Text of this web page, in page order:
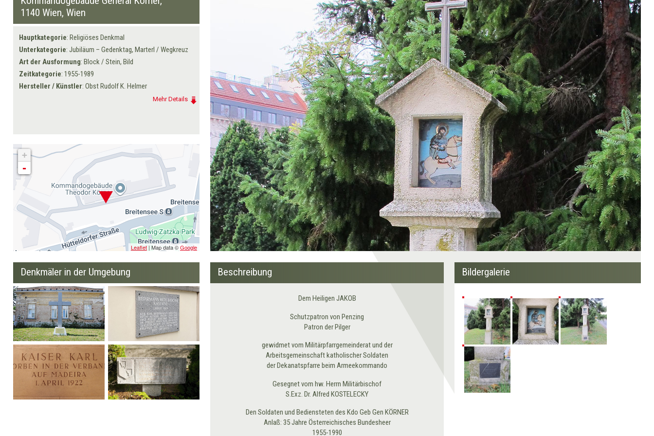
1140 Wien, Wien
Hauptkategorie: Religiöses Denkmal
Unterkategorie: Jubiläum – Gedenktag, Marterl / Wegkreuz
Art der Ausformung: Block / Stein, Bild
Zeitkategorie: 1955-1989
Hersteller / Künstler: Obst Rudolf K. Helmer
Mehr Details
+
-
Leaflet| Map data ©Google
Beschreibung
Dem Heiligen JAKOB
Schutzpatron von Penzing
Patron der Pilger
gewidmet vom Militärpfarrgemeinderat und der
Arbeitsgemeinschaft katholischer Soldaten
der Dekanatspfarre beim Armeekommando
Gesegnet vom hw. Herrn Militärbischof
S.Exz. Dr. Alfred KOSTELECKY
Den Soldaten und Bediensteten des Kdo Geb Gen KÖRNER
Anlaß: 35 Jahre Österreichisches Bundesheer
1955-1990
Bildergalerie
Denkmäler in der Umgebung
Metallerkreuz
Gedenktafel Kaiser Karl
Gedenkstein "Oberst Ing.
Rudolf Mayer"